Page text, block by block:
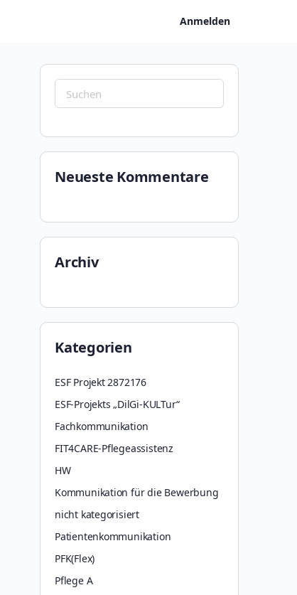
Anmelden
Suchen
nach:
Neueste Kommentare
Archiv
Kategorien
ESF Projekt 2872176
ESF-Projekts „DilGi-KULTur“
Fachkommunikation
FIT4CARE-Pflegeassistenz
HW
Kommunikation für die Bewerbung
nicht kategorisiert
Patientenkommunikation
PFK(Flex)
Pflege A